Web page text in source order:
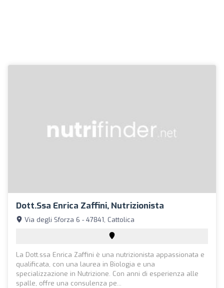
Dott.ssa Enrica Zaffini, Nutrizionista
Via degli Sforza 6 - 47841, Cattolica
La Dott.ssa Enrica Zaffini è una nutrizionista appassionata e
qualificata, con una laurea in Biologia e una
specializzazione in Nutrizione. Con anni di esperienza alle
spalle, offre una consulenza pe...